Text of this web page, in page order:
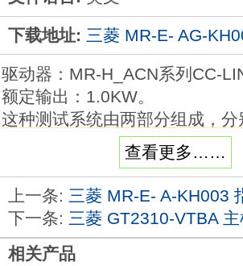
下载地址: 三菱 MR-E- AG-
驱动器：MR-H_ACN系列CC-
额定输出：1.0KW。
这种测试系统由两部分组成，分
驱动器—电动机系统和上位机。
上位机将速度指令信号发送给伺
伺服驱动器按照指令开始运行。
在运行过程中，上位机和数据采
服系统的运行数据，
并对数据进行保存、分析与显示
查看更多……
上一条: 三菱 MR-E- A-KH003
下一条: 三菱 GT2310-VTBA
相关产品